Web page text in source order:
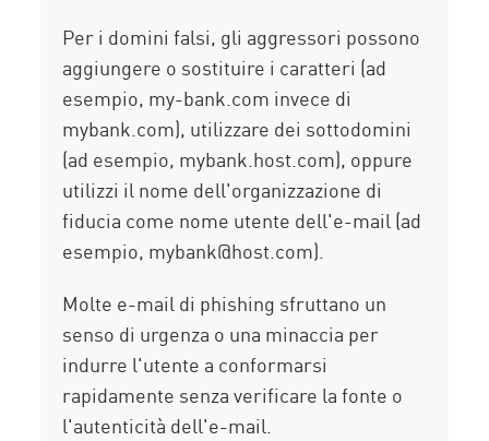
Per i domini falsi, gli aggressori possono
aggiungere o sostituire i caratteri (ad
esempio, my-bank.com invece di
mybank.com), utilizzare dei sottodomini
(ad esempio, mybank.host.com), oppure
utilizzi il nome dell'organizzazione di
fiducia come nome utente dell'e-mail (ad
esempio, mybank@host.com).
Molte e-mail di phishing sfruttano un
senso di urgenza o una minaccia per
indurre l'utente a conformarsi
rapidamente senza verificare la fonte o
l'autenticità dell'e-mail.